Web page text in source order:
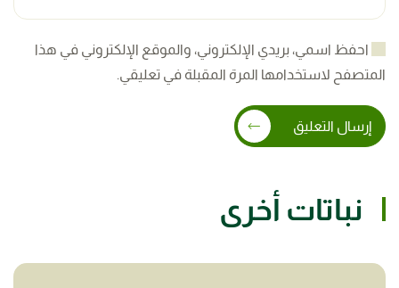
احفظ اسمي، بريدي الإلكتروني، والموقع الإلكتروني في هذا
المتصفح لاستخدامها المرة المقبلة في تعليقي.
إرسال التعليق
نباتات أخرى